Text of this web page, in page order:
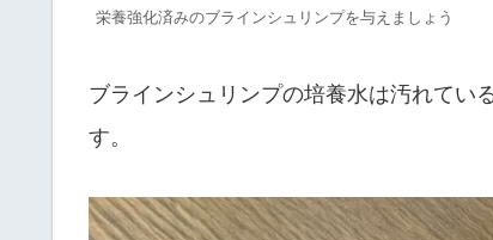
栄養強化済みのブラインシュリンプを与えましょう
ブラインシュリンプの培養水は汚れてい
す。